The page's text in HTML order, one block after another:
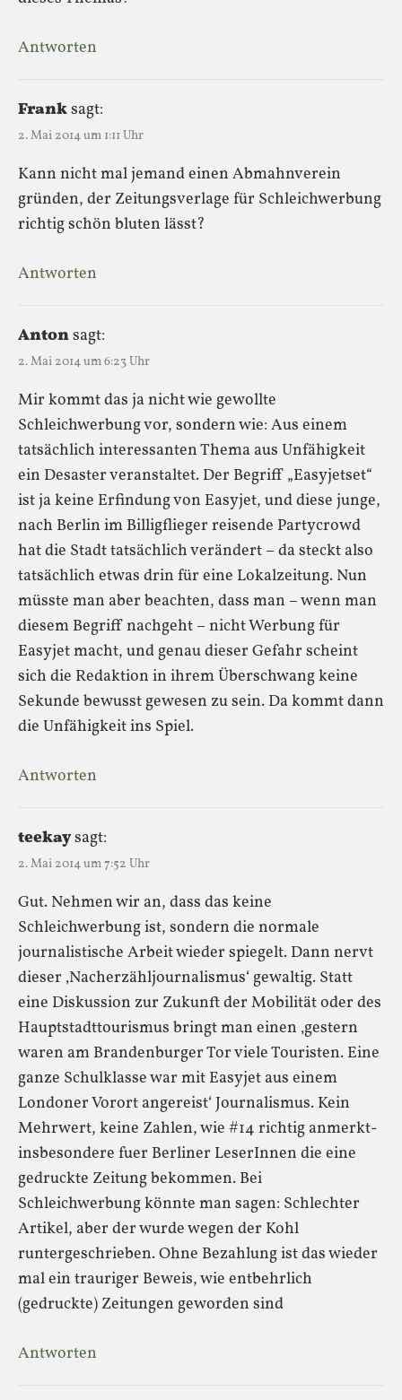
Antworten
Franksagt:
2. Mai 2014 um 1:11 Uhr
Kann nicht mal jemand einen Abmahnverein
gründen, der Zeitungsverlage für Schleichwerbung
richtig schön bluten lässt?
Antworten
Antonsagt:
2. Mai 2014 um 6:23 Uhr
Mir kommt das ja nicht wie gewollte
Schleichwerbung vor, sondern wie: Aus einem
tatsächlich interessanten Thema aus Unfähigkeit
ein Desaster veranstaltet. Der Begriff „Easyjetset“
ist ja keine Erfindung von Easyjet, und diese junge,
nach Berlin im Billigflieger reisende Partycrowd
hat die Stadt tatsächlich verändert – da steckt also
tatsächlich etwas drin für eine Lokalzeitung. Nun
müsste man aber beachten, dass man – wenn man
diesem Begriff nachgeht – nicht Werbung für
Easyjet macht, und genau dieser Gefahr scheint
sich die Redaktion in ihrem Überschwang keine
Sekunde bewusst gewesen zu sein. Da kommt dann
die Unfähigkeit ins Spiel.
Antworten
teekaysagt:
2. Mai 2014 um 7:52 Uhr
Gut. Nehmen wir an, dass das keine
Schleichwerbung ist, sondern die normale
journalistische Arbeit wieder spiegelt. Dann nervt
dieser ‚Nacherzähljournalismus‘ gewaltig. Statt
eine Diskussion zur Zukunft der Mobilität oder des
Hauptstadttourismus bringt man einen ‚gestern
waren am Brandenburger Tor viele Touristen. Eine
ganze Schulklasse war mit Easyjet aus einem
Londoner Vorort angereist‘ Journalismus. Kein
Mehrwert, keine Zahlen, wie #14 richtig anmerkt-
insbesondere fuer Berliner LeserInnen die eine
gedruckte Zeitung bekommen. Bei
Schleichwerbung könnte man sagen: Schlechter
Artikel, aber der wurde wegen der Kohl
runtergeschrieben. Ohne Bezahlung ist das wieder
mal ein trauriger Beweis, wie entbehrlich
(gedruckte) Zeitungen geworden sind
Antworten